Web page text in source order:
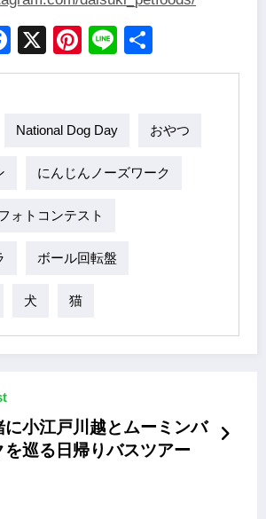
Facebook
X Pinterest
Line
National Dog Day おやつ
にんじんノーズワーク
ォトコンテスト
ボール回転盤
犬 猫
に小江戸川越とムーミンバ
を巡る日帰りバスツアー